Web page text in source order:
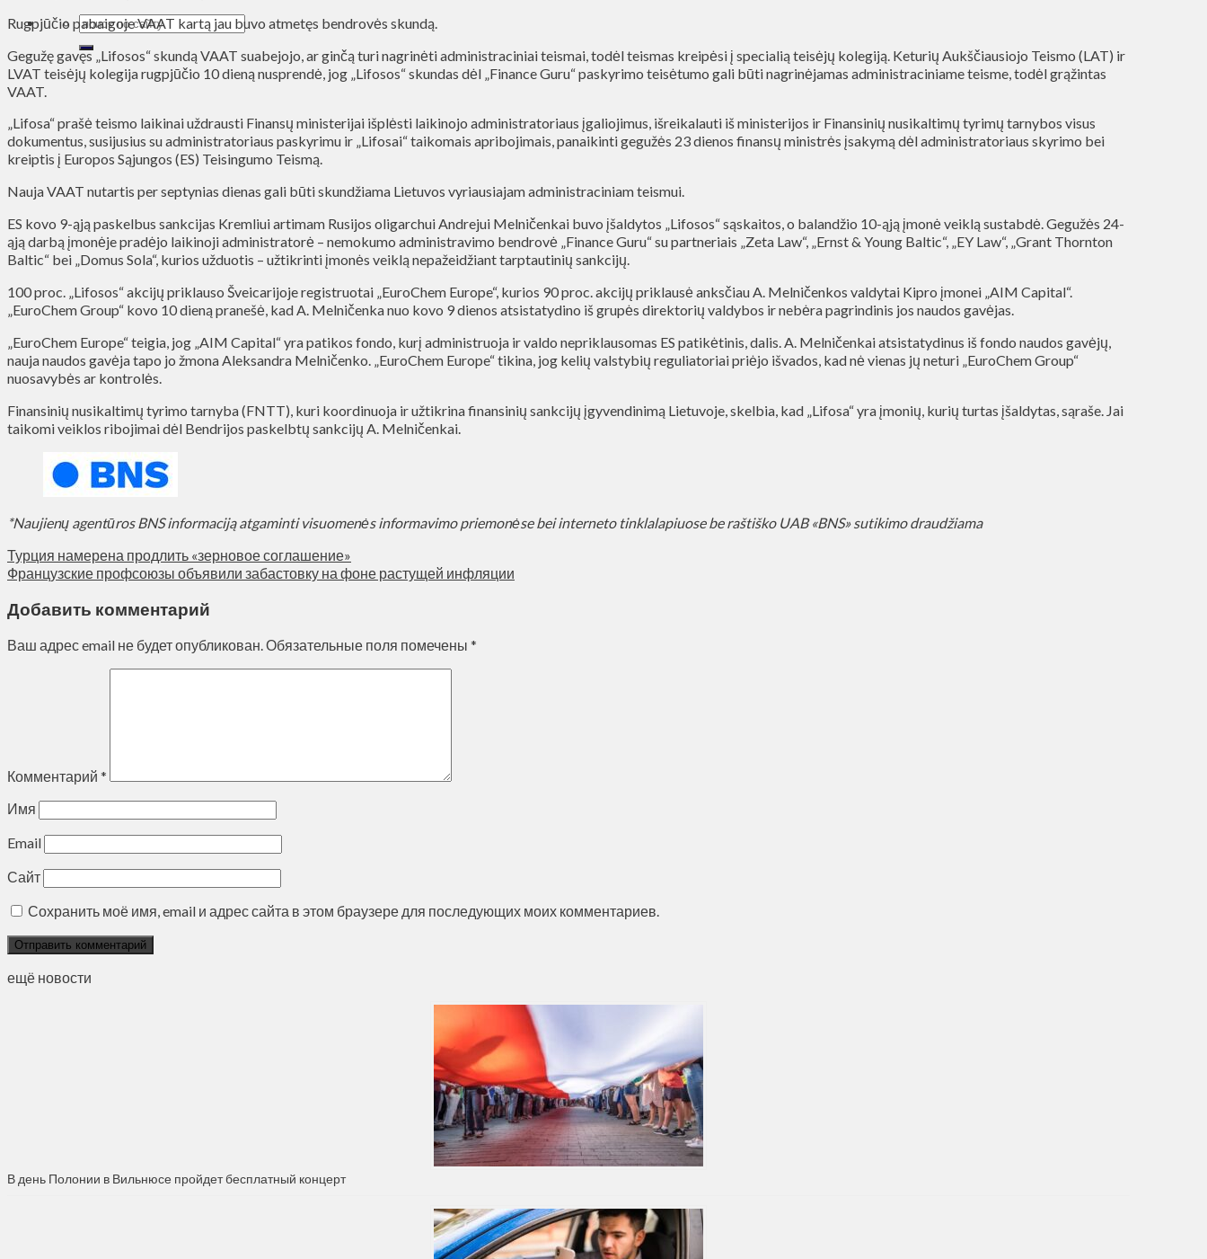
Rugpjūčio pabaigoje VAAT kartą jau buvo atmetęs bendrovės skundą.
Gegužę gavęs „Lifosos“ skundą VAAT suabejojo, ar ginčą turi nagrinėti administraciniai teismai, todėl teismas kreipėsi į specialią teisėjų kolegiją. Keturių Aukščiausiojo Teismo (LAT) ir
LVAT teisėjų kolegija rugpjūčio 10 dieną nusprendė, jog „Lifosos“ skundas dėl „Finance Guru“ paskyrimo teisėtumo gali būti nagrinėjamas administraciniame teisme, todėl grąžintas
VAAT.
„Lifosa“ prašė teismo laikinai uždrausti Finansų ministerijai išplėsti laikinojo administratoriaus įgaliojimus, išreikalauti iš ministerijos ir Finansinių nusikaltimų tyrimų tarnybos visus
dokumentus, susijusius su administratoriaus paskyrimu ir „Lifosai“ taikomais apribojimais, panaikinti gegužės 23 dienos finansų ministrės įsakymą dėl administratoriaus skyrimo bei
kreiptis į Europos Sąjungos (ES) Teisingumo Teismą.
Nauja VAAT nutartis per septynias dienas gali būti skundžiama Lietuvos vyriausiajam administraciniam teismui.
ES kovo 9-ąją paskelbus sankcijas Kremliui artimam Rusijos oligarchui Andrejui Melničenkai buvo įšaldytos „Lifosos“ sąskaitos, o balandžio 10-ąją įmonė veiklą sustabdė. Gegužės 24-
ąją darbą įmonėje pradėjo laikinoji administratorė – nemokumo administravimo bendrovė „Finance Guru“ su partneriais „Zeta Law“, „Ernst & Young Baltic“, „EY Law“, „Grant Thornton
Baltic“ bei „Domus Sola“, kurios užduotis – užtikrinti įmonės veiklą nepažeidžiant tarptautinių sankcijų.
100 proc. „Lifosos“ akcijų priklauso Šveicarijoje registruotai „EuroChem Europe“, kurios 90 proc. akcijų priklausė anksčiau A. Melničenkos valdytai Kipro įmonei „AIM Capital“.
„EuroChem Group“ kovo 10 dieną pranešė, kad A. Melničenka nuo kovo 9 dienos atsistatydino iš grupės direktorių valdybos ir nebėra pagrindinis jos naudos gavėjas.
„EuroChem Europe“ teigia, jog „AIM Capital“ yra patikos fondo, kurį administruoja ir valdo nepriklausomas ES patikėtinis, dalis. A. Melničenkai atsistatydinus iš fondo naudos gavėjų,
nauja naudos gavėja tapo jo žmona Aleksandra Melničenko. „EuroChem Europe“ tikina, jog kelių valstybių reguliatoriai priėjo išvados, kad nė vienas jų neturi „EuroChem Group“
nuosavybės ar kontrolės.
Finansinių nusikaltimų tyrimo tarnyba (FNTT), kuri koordinuoja ir užtikrina finansinių sankcijų įgyvendinimą Lietuvoje, skelbia, kad „Lifosa“ yra įmonių, kurių turtas įšaldytas, sąraše. Jai
taikomi veiklos ribojimai dėl Bendrijos paskelbtų sankcijų A. Melničenkai.
*Naujienų agentūros BNS informaciją atgaminti visuomenės informavimo priemonėse bei interneto tinklalapiuose be raštiško UAB «BNS» sutikimo draudžiama
Турция намерена продлить «зерновое соглашение»
Французские профсоюзы объявили забастовку на фоне растущей инфляции
Добавить комментарий
Ваш адрес email не будет опубликован.Обязательные поля помечены *
Комментарий *
Имя
Email
Сайт
Сохранить моё имя, email и адрес сайта в этом браузере для последующих моих комментариев.
ещё новости
В день Полонии в Вильнюсе пройдет бесплатный концерт